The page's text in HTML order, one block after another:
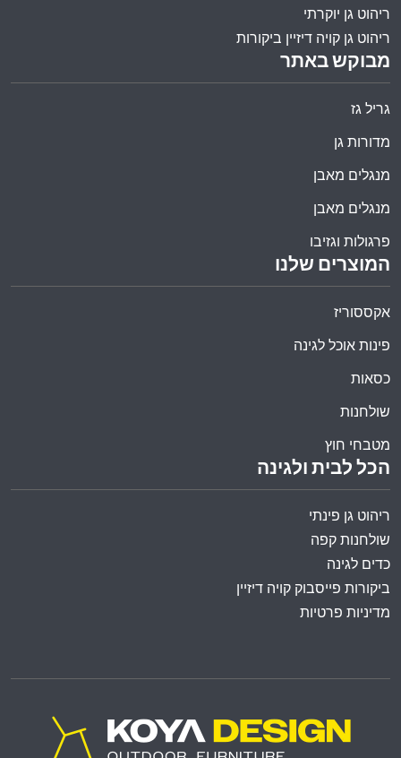
הכל לבית ולגינה
ריהוט גן פינתי
שולחנות קפה
כדים לגינה
ביקורות פייסבוק קויה דיזיין
מדיניות פרטיות
המוצרים שלנו
אקססוריז
פינות אוכל לגינה
כסאות
שולחנות
מטבחי חוץ
מבוקש באתר
גריל גז
מדורות גן
מנגלים מאבן
מנגלים מאבן
פרגולות וגזיבו
ריהוט גן יוקרתי
ריהוט גן קויה דיזיין ביקורות